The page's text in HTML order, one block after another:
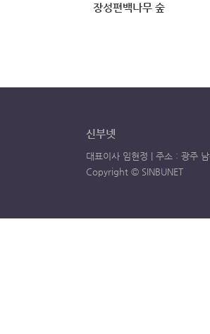
장성편백나무 숲
신부넷
대표이사 임현정 | 주소 : 광주
Copyright © SINBUNET